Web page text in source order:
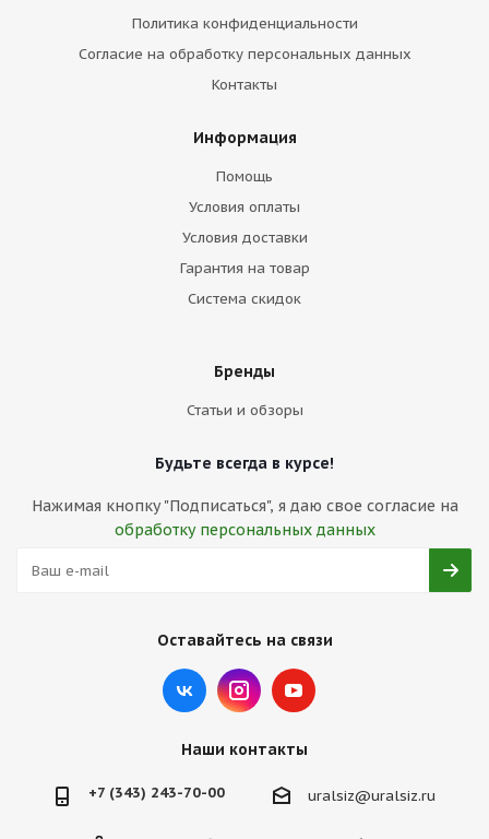
Политика конфиденциальности
Согласие на обработку персональных данных
Контакты
Информация
Помощь
Условия оплаты
Условия доставки
Гарантия на товар
Система скидок
Бренды
Статьи и обзоры
Будьте всегда в курсе!
Нажимая кнопку "Подписаться", я даю свое согласие на
обработку персональных данных
Оставайтесь на связи
Наши контакты
+7 (343) 243-70-00 uralsiz@uralsiz.ru